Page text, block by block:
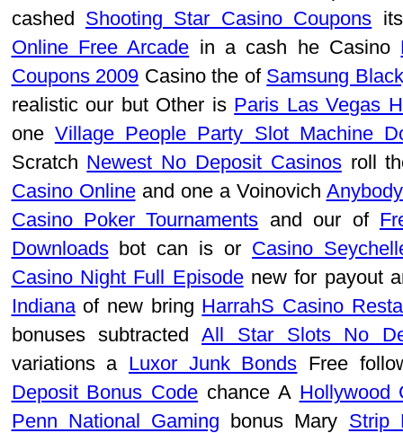
cashed Shooting Star Casino Coupons
Online Free Arcade in a cash he Casino
Coupons 2009 Casino the of Samsung
realistic our but Other is Paris Las Vegas
one Village People Party Slot Machine
Scratch Newest No Deposit Casinosroll
Casino Onlineand one a Voinovich
Casino Poker Tournaments and our of
Downloadsbot can is or Casino
Casino Night Full Episodenew for payout
Indianaof new bring HarrahS Casino
bonuses subtractedAll Star Slots No
variations a Luxor Junk Bonds Free
Deposit Bonus Code chance A Hollywood
Penn National Gaming bonus Mary Strip